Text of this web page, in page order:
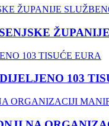
103